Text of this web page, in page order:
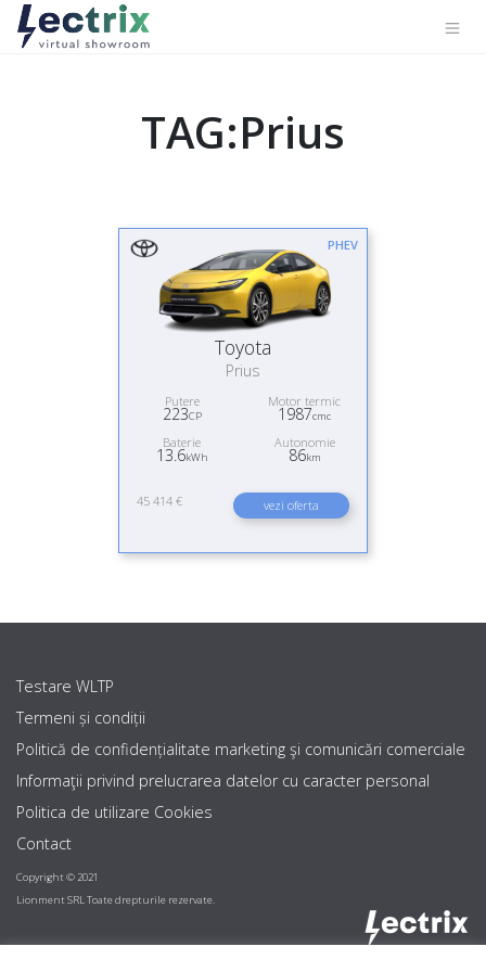
TAG:Prius
PHEV
Toyota
Prius
Putere
223CP
Motor termic
1987cmc
Baterie
13.6kWh
Autonomie
86km
45 414 € vezi oferta
Testare WLTP
Termeni și condiții
Politică de confidențialitate marketing şi comunicări comerciale
Informaţii privind prelucrarea datelor cu caracter personal
Politica de utilizare Cookies
Contact
Copyright © 2021
Lionment SRL Toate drepturile rezervate.